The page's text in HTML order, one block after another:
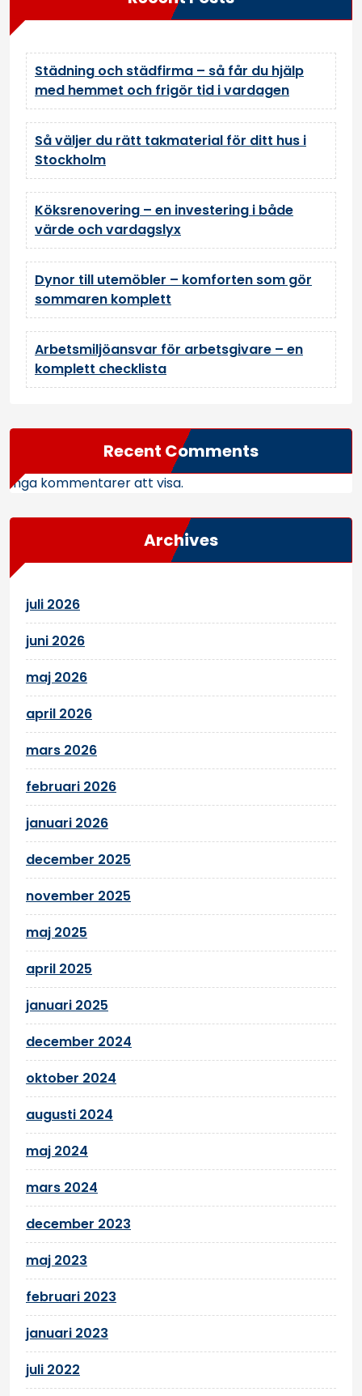
Städning och städfirma – så får du hjälp
med hemmet och frigör tid i vardagen
Så väljer du rätt takmaterial för ditt hus i
Stockholm
Köksrenovering – en investering i både
värde och vardagslyx
Dynor till utemöbler – komforten som gör
sommaren komplett
Arbetsmiljöansvar för arbetsgivare – en
komplett checklista
Recent Comments
Inga kommentarer att visa.
Archives
juli 2026
juni 2026
maj 2026
april 2026
mars 2026
februari 2026
januari 2026
december 2025
november 2025
maj 2025
april 2025
januari 2025
december 2024
oktober 2024
augusti 2024
maj 2024
mars 2024
december 2023
maj 2023
februari 2023
januari 2023
juli 2022